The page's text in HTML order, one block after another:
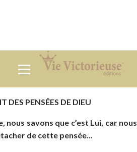
DES PENSÉES DE DIEU
nous savons que c’est Lui, car nous
de cette pensée...